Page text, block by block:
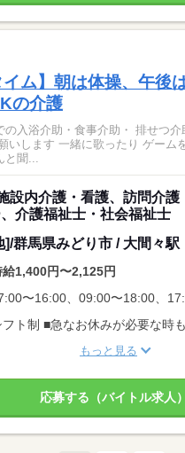
イム】朝は体操、午後
の介護
の入浴介助・食事介助・ 排せつ介
いします 一緒に歌ったり ゲーム
聞...
設内介護・看護、訪問介護
介護福祉士・社会福祉士
]/群馬県みどり市 / 大間々駅
給1,400円〜2,125円
〜16:00、09:00〜18:00、
もっと見る
応募する（バイトル求人）